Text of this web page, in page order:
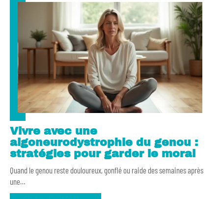
Vivre avec une
algoneurodystrophie du genou :
stratégies pour garder le moral
Quand le genou reste douloureux, gonflé ou raide des semaines après
une…